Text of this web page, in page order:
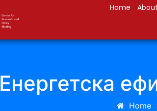
Home About
Енергетска
Home